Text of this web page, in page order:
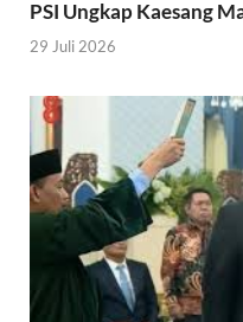
PSI Ungkap Kaesang
29 Juli 2026